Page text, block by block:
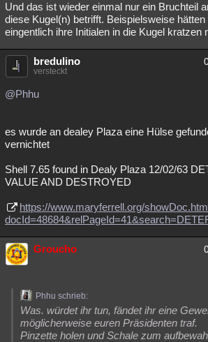
Und das ist wieder einmal nur ein Bruchteil
diese Kugel(n) betrifft. Beispielsweise
eingentlich ihre Initialen in die Kugel kratzen
bredulino
versteckt
@Phhu
es wurde an dealey Plaza eine Hülse
vernichtet
Shell 7.65 found in Dealy Plaza 12/02/63
VALUE AND DESTROYED
https://www.maryferrell.org/
Groucho
Phhu schrieb:
Was. würdet ihr tun, fändet ihr eine
möglicherweise euren Präsidenten traf.
Pinzette holen und Schale zum